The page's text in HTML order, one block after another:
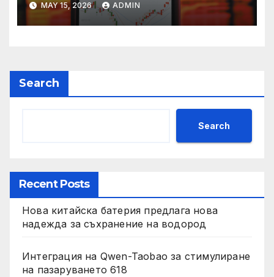
MAY 15, 2026 ADMIN
Search
Search
Recent Posts
Нова китайска батерия предлага нова
надежда за съхранение на водород
Интеграция на Qwen-Taobao за стимулиране
на пазаруването 618